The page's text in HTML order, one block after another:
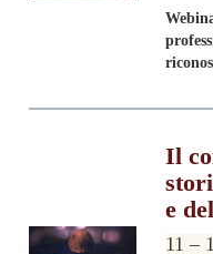
Il
e
11 –